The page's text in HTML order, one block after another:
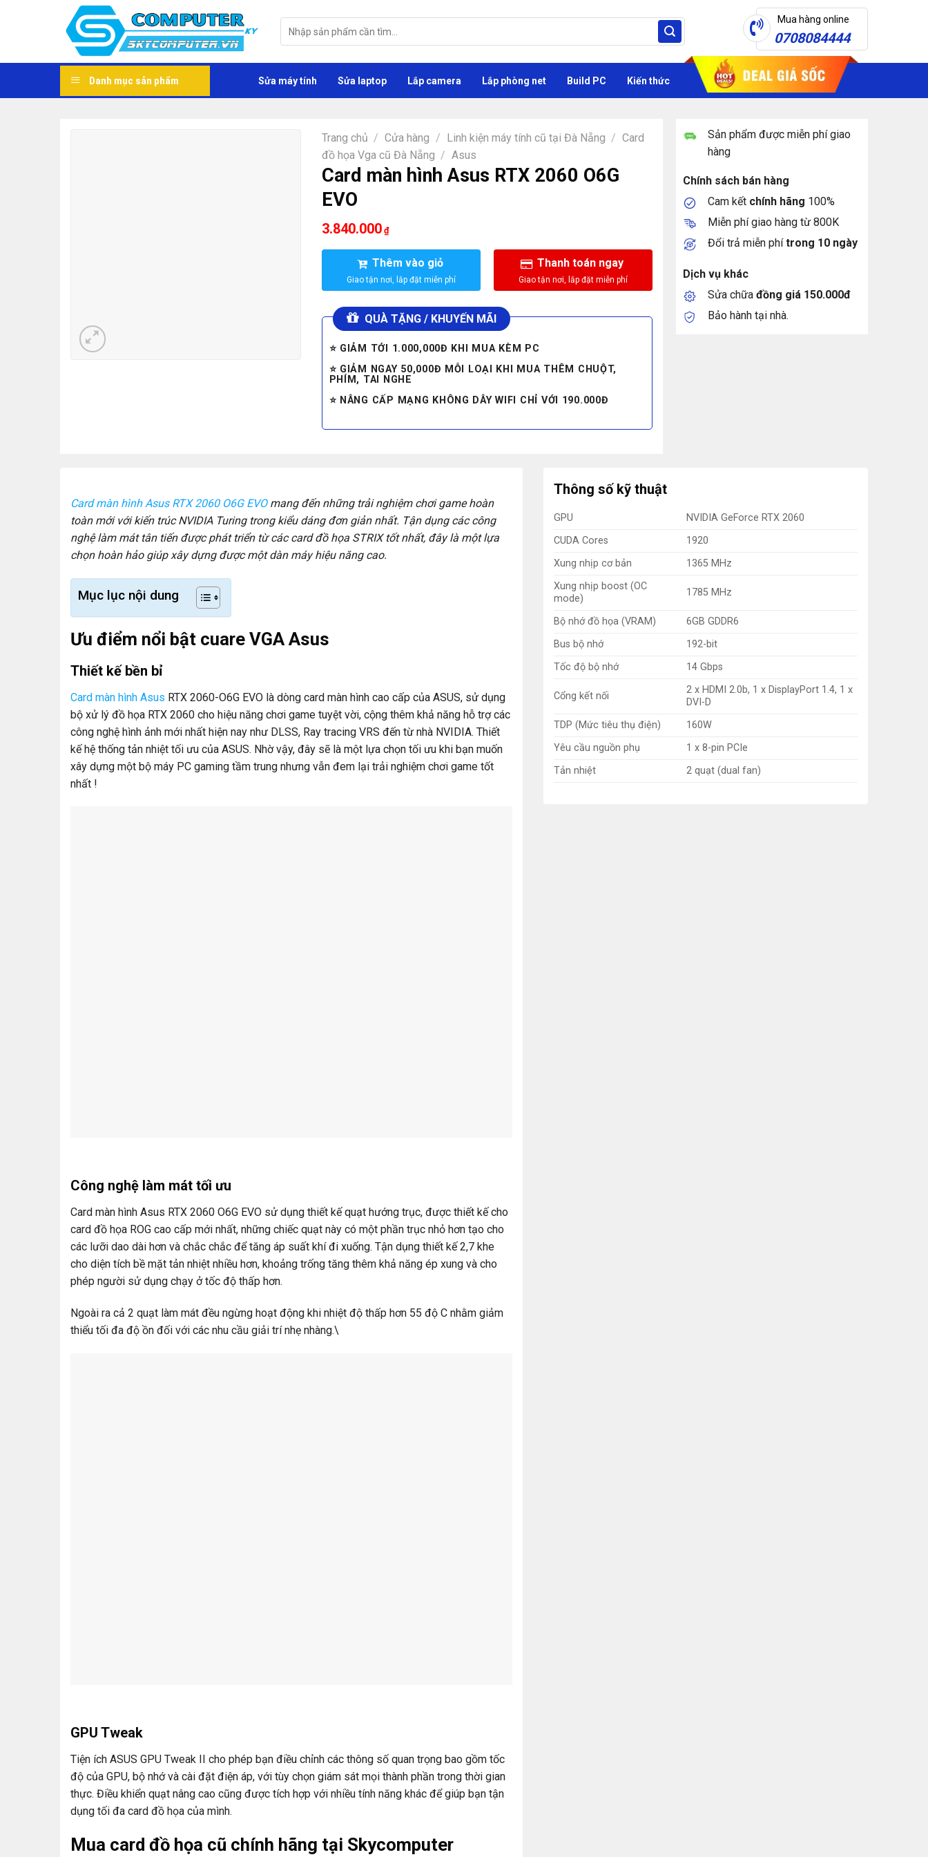
kiếm:
Mua hàng online
0708084444
Danh mục sản phẩm Sửa máy tính Sửa laptop Lắp camera Lắp phòng net Build PC Kiến thức
Trang chủ / Cửa hàng / Linh kiện máy tính cũ tại Đà Nẵng / Card
đồ họa Vga cũ Đà Nẵng / Asus
Card màn hình Asus RTX 2060 O6G
EVO
3.840.000 ₫
Thêm vào giỏ Thanh toán ngay
QUÀ TẶNG / KHUYẾN MÃI
⭐ GIẢM TỚI 1.000,000Đ KHI MUA KÈM PC
⭐ GIẢM NGAY 50,000Đ MỖI LOẠI KHI MUA THÊM CHUỘT,
PHÍM, TAI NGHE
⭐ NÂNG CẤP MẠNG KHÔNG DÂY WIFI CHỈ VỚI 190.000Đ
Sản phẩm được miễn phí giao
hàng
Chính sách bán hàng
Cam kết chính hãng 100%
Miễn phí giao hàng từ 800K
Đổi trả miễn phítrong 10 ngày
Dịch vụ khác
Sửa chữađồng giá 150.000đ
Bảo hành tại nhà.
Card màn hình Asus RTX 2060 O6G EVOmang đến những trải nghiệm chơi game hoàn
toàn mới với kiến trúc NVIDIA Turing trong kiểu dáng đơn giản nhất. Tận dụng các công
nghệ làm mát tân tiến được phát triển từ các card đồ họa STRIX tốt nhất, đây là một lựa
chọn hoàn hảo giúp xây dựng được một dàn máy hiệu năng cao.
Mục lục nội dung
Ưu điểm nổi bật cuare VGA Asus
Thiết kế bền bỉ
Card màn hình Asus RTX 2060-O6G EVO là dòng card màn hình cao cấp của ASUS, sử dụng
bộ xử lý đồ họa RTX 2060 cho hiệu năng chơi game tuyệt vời, cộng thêm khả năng hỗ trợ các
công nghệ hình ảnh mới nhất hiện nay như DLSS, Ray tracing VRS đến từ nhà NVIDIA. Thiết
kế hệ thống tản nhiệt tối ưu của ASUS. Nhờ vậy, đây sẽ là một lựa chọn tối ưu khi bạn muốn
xây dựng một bộ máy PC gaming tầm trung nhưng vẫn đem lại trải nghiệm chơi game tốt
nhất !
Công nghệ làm mát tối ưu
Card màn hình Asus RTX 2060 O6G EVO sử dụng thiết kế quạt hướng trục, được thiết kế cho
card đồ họa ROG cao cấp mới nhất, những chiếc quạt này có một phần trục nhỏ hơn tạo cho
các lưỡi dao dài hơn và chắc chắc để tăng áp suất khí đi xuống. Tận dụng thiết kế 2,7 khe
cho diện tích bề mặt tản nhiệt nhiều hơn, khoảng trống tăng thêm khả năng ép xung và cho
phép người sử dụng chạy ở tốc độ thấp hơn.
Ngoài ra cả 2 quạt làm mát đều ngừng hoạt động khi nhiệt độ thấp hơn 55 độ C nhằm giảm
thiểu tối đa độ ồn đối với các nhu cầu giải trí nhẹ nhàng.\
GPU Tweak
Tiện ích ASUS GPU Tweak II cho phép bạn điều chỉnh các thông số quan trọng bao gồm tốc
độ của GPU, bộ nhớ và cài đặt điện áp, với tùy chọn giám sát mọi thành phần trong thời gian
thực. Điều khiển quạt nâng cao cũng được tích hợp với nhiều tính năng khác để giúp bạn tận
dụng tối đa card đồ họa của mình.
Mua card đồ họa cũ chính hãng tại Skycomputer
Thông số kỹ thuật
GPU
NVIDIA GeForce RTX 2060
CUDA Cores
1920
Xung nhịp cơ bản
1365 MHz
Xung nhịp boost (OC
mode)
1785 MHz
Bộ nhớ đồ họa (VRAM)
6GB GDDR6
Bus bộ nhớ
192-bit
Tốc độ bộ nhớ
14 Gbps
Cổng kết nối
2 x HDMI 2.0b, 1 x DisplayPort 1.4, 1 x
DVI-D
TDP (Mức tiêu thụ điện)
160W
Yêu cầu nguồn phụ
1 x 8-pin PCIe
Tản nhiệt
2 quạt (dual fan)